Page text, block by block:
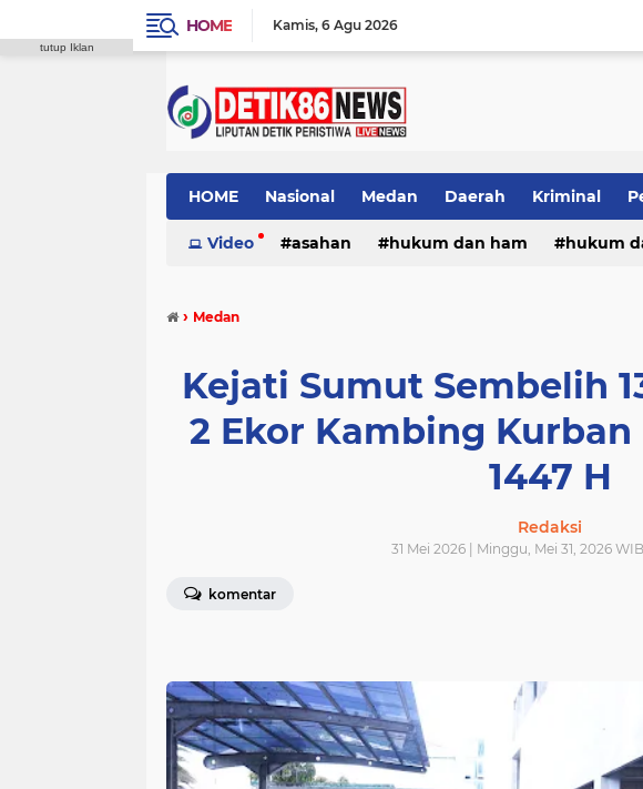
HOME Kamis 6 Agu 2026
HOME Nasional Medan Daerah Kriminal
Video asahan hukum dan ham hukum
› Medan
Kejati Sumut Sembelih
2 Ekor Kambing
1447 H
Redaksi
31 Mei 2026 | Minggu, Mei 31, 2026 WIB
komentar
tutup Iklan